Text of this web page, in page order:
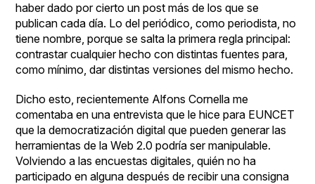
haber dado por cierto un post más de los que se
publican cada día. Lo del periódico, como periodista, no
tiene nombre, porque se salta la primera regla principal:
contrastar cualquier hecho con distintas fuentes para,
como mínimo, dar distintas versiones del mismo hecho.
Dicho esto, recientemente Alfons Cornella me
comentaba en una entrevista que le hice para EUNCET
que la democratización digital que pueden generar las
herramientas de la Web 2.0 podría ser manipulable.
Volviendo a las encuestas digitales, quién no ha
participado en alguna después de recibir una consigna